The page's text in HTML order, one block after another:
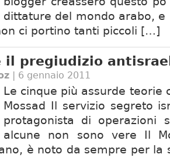
dittature del mondo arabo, e
ci portino tanti piccoli […]
il pregiudizio
| 6 gennaio 2011
Le cinque più assurde teorie
Mossad Il servizio segreto
protagonista di operazioni
alcune non sono vere Il
è noto da sempre per la